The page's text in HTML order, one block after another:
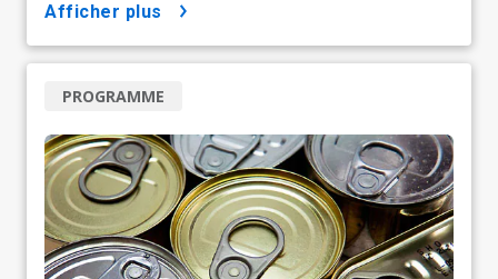
afficher plus
PROGRAMME